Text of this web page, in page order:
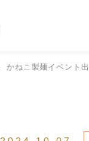
かねこ製麺イベント